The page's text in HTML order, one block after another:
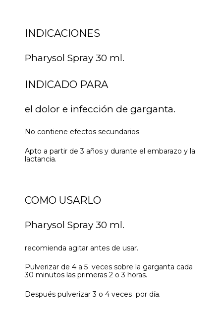
INDICACIONES
Pharysol Spray 30 ml.
INDICADO PARA
el dolor e infección de garganta.
No contiene efectos secundarios.
Apto a partir de 3 años y durante el embarazo y la
lactancia.
COMO USARLO
Pharysol Spray 30 ml.
recomienda agitar antes de usar.
Pulverizar de 4 a 5 veces sobre la garganta cada
30 minutos las primeras 2 o 3 horas.
Después pulverizar 3 o 4 veces por día.